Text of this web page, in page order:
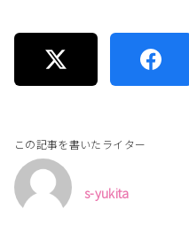
この記事を書いたライター
s-yukita